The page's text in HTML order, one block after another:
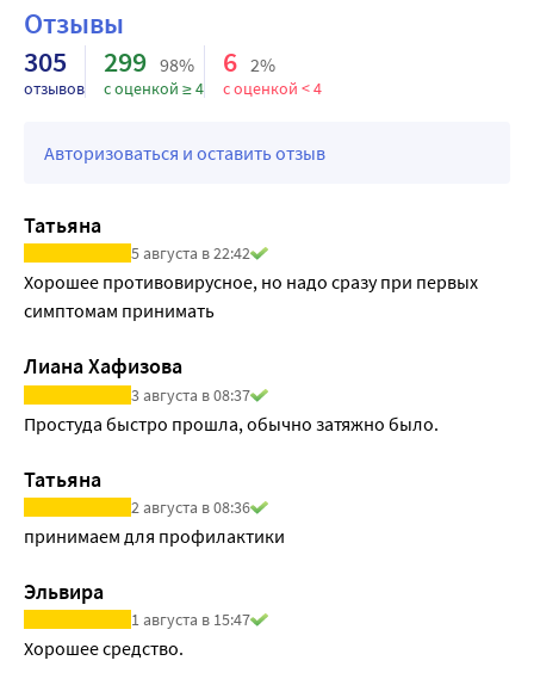
основном в виде метаболитов, 15 % - в неизмененном
виде.
При хронической почечной недостаточности T1/2
накапливаться в токсических концентрациях, если доза
клиренса креатинина. Гемодиализ оказывает
незначительное действие на клиренс римантадина
Отзывы
305
отзывов
299 98%
с оценкой ≥ 4
6 2%
с оценкой < 4
Авторизоваться и оставить отзыв
Татьяна
5 августа в 22:42
Хорошее противовирусное, но надо сразу при первых
симптомам принимать
Лиана Хафизова
3 августа в 08:37
Простуда быстро прошла, обычно затяжно было.
Татьяна
2 августа в 08:36
принимаем для профилактики
Эльвира
1 августа в 15:47
Хорошее средство.